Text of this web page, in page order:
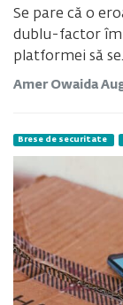
Se pare că o
dublu-factor
platformei să
Amer Owaida
Brese de securitate